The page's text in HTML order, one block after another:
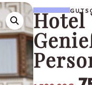
Hotel